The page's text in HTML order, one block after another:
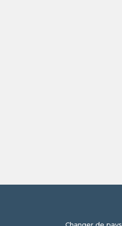
Changer de pays